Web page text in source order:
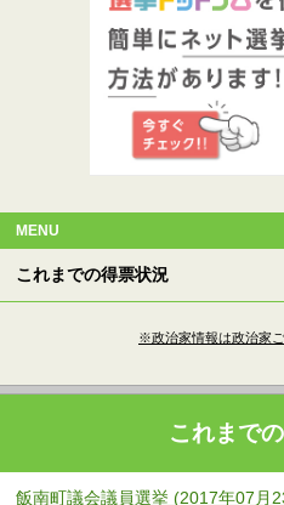
MENU
これまでの得票状況
※政治家情報は政治家
これまで
飯南町議会議員選挙 (2017年07月